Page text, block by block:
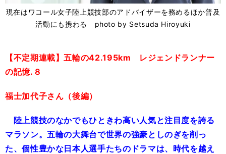
現在はワコール女子陸上競技部のアドバイザーを務めるほか普及
活動にも携わる photo by Setsuda Hiroyuki
【不定期連載】五輪の42.195km レジェンドランナー
の記憶.８
福士加代子さん（後編）
陸上競技のなかでもひときわ高い人気と注目度を誇る
マラソン。五輪の大舞台で世界の強豪としのぎを削っ
た、個性豊かな日本人選手たちのドラマは、時代を越え